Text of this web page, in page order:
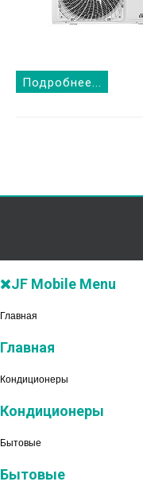
Подробнее...
JF Mobile Menu
Главная
Главная
Кондиционеры
Кондиционеры
Бытовые
Бытовые